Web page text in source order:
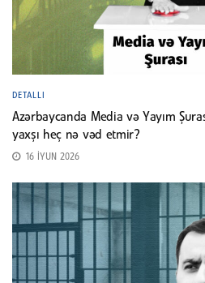
DETALLI
Azərbaycanda Media və Yayım
yaxşı heç nə vəd etmir?
16 İYUN 2026